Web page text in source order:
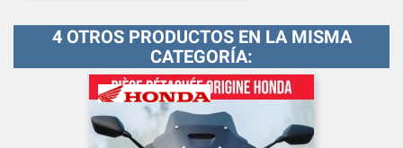
4 OTROS PRODUCTOS EN LA MISMA
CATEGORÍA: